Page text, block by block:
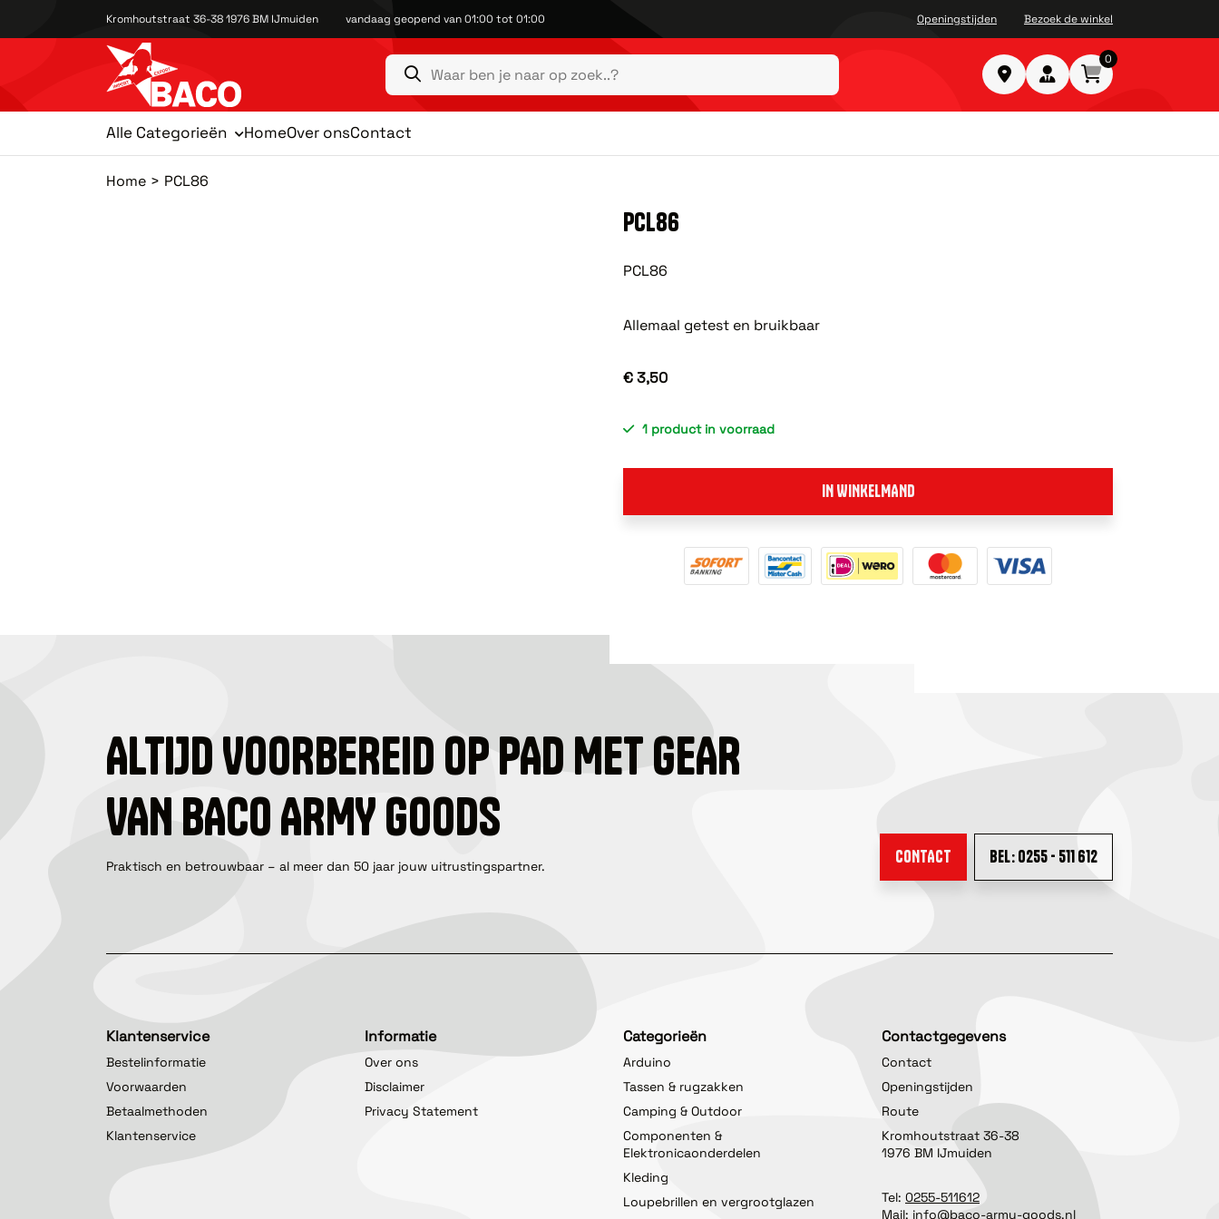
Kromhoutstraat 36-38 1976 BM IJmuiden vandaag geopend van 01:00 tot 01:00 Openingstijden Bezoek de winkel
0
Alle Categorieën HomeOver onsContact
Home PCL86
PCL86
PCL86
Allemaal getest en bruikbaar
€ 3,50
1 product in voorraad
IN WINKELMAND
ALTIJD VOORBEREID OP PAD MET GEAR
VAN BACO ARMY GOODS
Praktisch en betrouwbaar – al meer dan 50 jaar jouw uitrustingspartner. CONTACT BEL: 0255 - 511 612
Klantenservice
Bestelinformatie
Voorwaarden
Betaalmethoden
Klantenservice
Informatie
Over ons
Disclaimer
Privacy Statement
Categorieën
Arduino
Tassen & rugzakken
Camping & Outdoor
Componenten &
Elektronicaonderdelen
Kleding
Loupebrillen en vergrootglazen
Contactgegevens
Contact
Openingstijden
Route
Kromhoutstraat 36-38
1976 BM IJmuiden
Tel: 0255-511612
Mail: info@baco-army-goods.nl